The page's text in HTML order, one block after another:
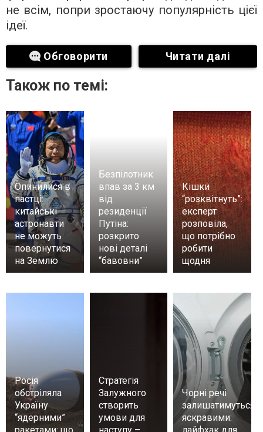
не всім, попри зростаючу популярність цієї
ідеї.
Обговорити Читати далі
Також по темі:
Опинилися в
пастці:
китайські
астронавти
не можуть
повернутися
на Землю
Безпілотник
впав за 3 км
від
резиденції
Путіна:
розкрито
нові деталі
“бавовни”
Кішки
“розквітнуть”:
експерт
розповіла,
що потрібно
робити
щодня
Росія
обстріляла
Україну
“ядерними”
Стратегія
Залужного
створить
умови для
Чорні речі
залишатимуться
яскравими: